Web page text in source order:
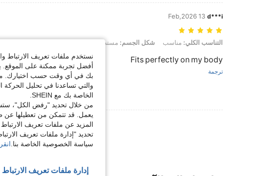
d***i
13 Feb,2026
التناسب الكلي: مناسب, شكل الجسم: مستطيل, لون: بني, مقاس: Petite XS
التناسب الكلي: مناسب شكل الجسم: مستطيل
Fits perfectly on my body
ترجمة
عرض المزيد من المراجعات
نستخدم ملفات تعريف الارتباط
أفضل تجربة ممكنة على الموقع.
بك في أي وقت حسب اختيارك. من
والتي تساعدنا في تحليل
الخاصة بك مع SHEIN.
من خلال تحديد "رفض الكل"،
يعمل. قد تتمكن من تعطيلها عن
المزيد عن ملفات تعريف
تحديد "إدارة ملفات تعريف
سياسة الخصوصية الخاصة بنا.
إدارة ملفات تعريف الارتباط